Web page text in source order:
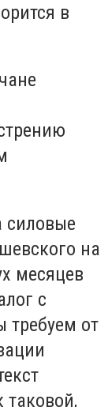
в
силовые
на
месяцев
с
от
таковой,